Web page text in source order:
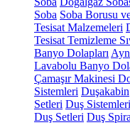
Soba Soba Borusu
Tesisat Malzemeleri
Tesisat Temizleme
Banyo Dolapları
Lavabolu Banyo
Çamaşır Makinesi
Sistemleri Duşakabin
Setleri Duş Sistemleri
Duş Setleri Duş